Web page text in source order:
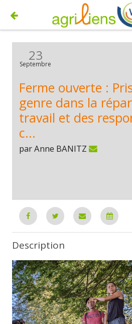
23
Septembre
Ferme ouverte :
genre dans la
travail et des
c...
par Anne BANITZ
Description